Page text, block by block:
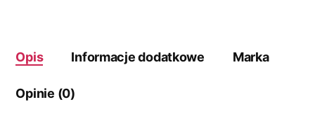
Opis Informacje dodatkowe Marka
Opinie (0)